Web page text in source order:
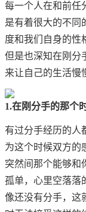
每一个人在和前任
是有着很大的不同
度和我们自身的性
但是也深知在刚分
来让自己的生活慢
1.在刚分手的那个
有过分手经历的人
为这个时候双方的
突然间那个能够和
孤单，心里空落落
像还没有分手，这